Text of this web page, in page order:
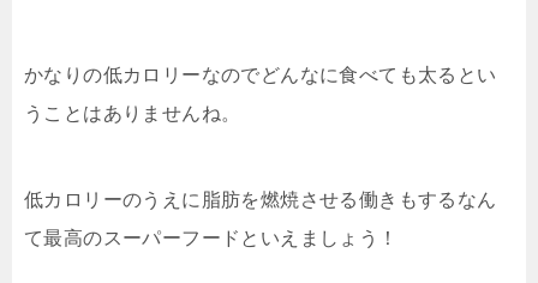
かなりの低カロリーなのでどんなに食べても太るとい
うことはありませんね。
低カロリーのうえに脂肪を燃焼させる働きもするなん
て最高のスーパーフードといえましょう！